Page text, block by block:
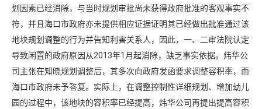
划因素已经消除，与当时规划审批尚未获得政府批准的客观事实不
符，并且海口市政府亦未提供相应证据证明其已经做出批准通过该
地块规划调整的行为并告知利害关系人，因此，一、二审法院认定
导致闲置的政府原因从2013年1月起消除，缺乏事实依据。炜华公
司主张在知晓规划调整后，其多次向政府发函要求调整容积率，而
海口市政府未予答复。实际上，在调整控制性详细规划、增加幼儿
园的过程中，该地块的容积率已经提高，炜华公司再提出提高容积